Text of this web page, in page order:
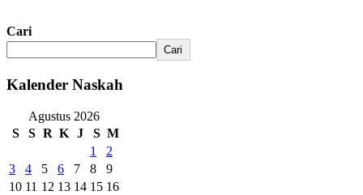
Cari
Cari
Kalender Naskah
Agustus 2026
S
S R K J S M
1
2
3
4 5 6 7 8
9
10 11 12 13 14 15 16